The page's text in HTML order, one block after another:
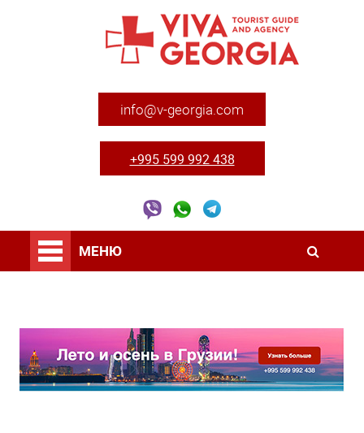
info@v-georgia.com
+995 599 992 438
МЕНЮ